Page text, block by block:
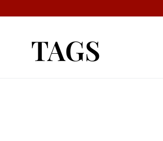
TAGS